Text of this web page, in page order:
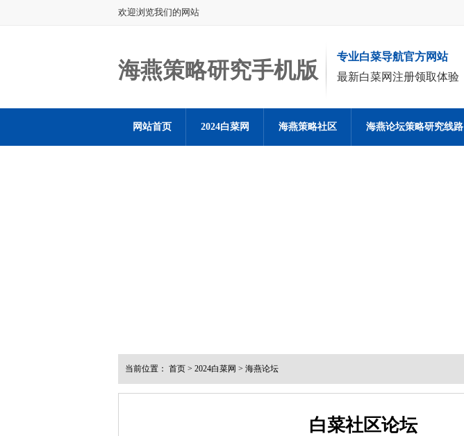
欢迎浏览我们的网站
海燕策略研究手机版
专业白菜导航官方网站
最新白菜网注册领取体验
网站首页 2024白菜网 海燕策略社区 海燕论坛策略研究线路
当前位置： 首页 > 2024白菜网 > 海燕论坛
白菜社区论坛